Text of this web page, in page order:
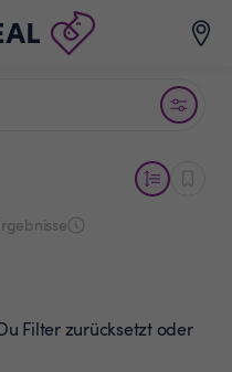
Filter zurücksetzt oder